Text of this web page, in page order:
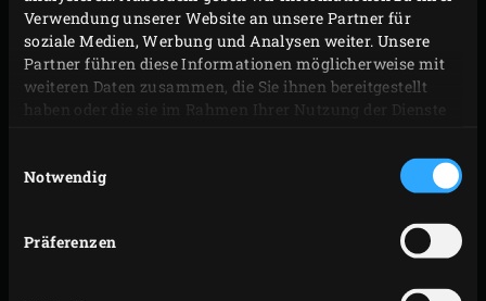
Verwendung unserer Website an unsere Partner für
soziale Medien, Werbung und Analysen weiter. Unsere
Partner führen diese Informationen möglicherweise mit
weiteren Daten zusammen, die Sie ihnen bereitgestellt
haben oder die sie im Rahmen Ihrer Nutzung der Dienste
Notwendig
Präferenzen